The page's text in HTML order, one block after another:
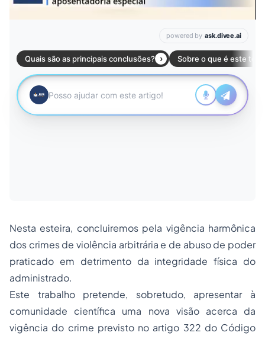
Nesta esteira, concluiremos pela vigência harmônica
dos crimes de violência arbitrária e de abuso de poder
praticado em detrimento da integridade física do
administrado.
Este trabalho pretende, sobretudo, apresentar à
comunidade científica uma nova visão acerca da
vigência do crime previsto no artigo 322 do Código